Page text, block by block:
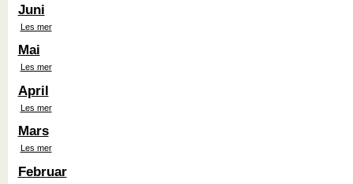
Juni
Les mer
Mai
Les mer
April
Les mer
Mars
Les mer
Februar